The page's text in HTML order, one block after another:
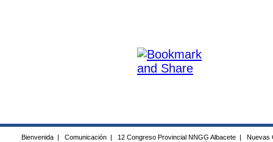
Bienvenida | Comunicación | 12 Congreso Provincial NNGG Albacete |
Nuevas